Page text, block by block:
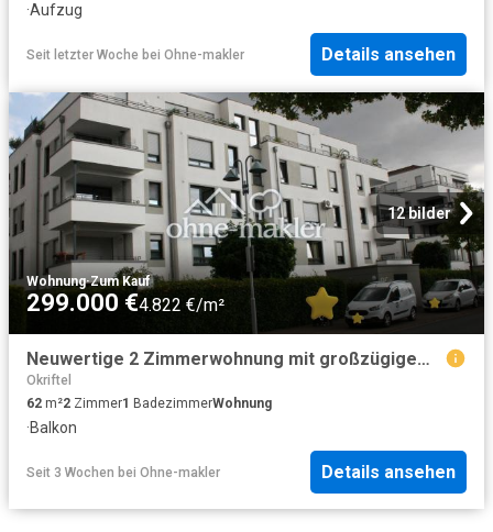
·Aufzug
Seit letzter Woche bei Ohne-makler Details ansehen
12 bilder
Wohnung·Zum Kauf
299.000 €4.822 €/m²
Neuwertige 2 Zimmerwohnung mit großzügigem Balkon
Okriftel
62 m²2 Zimmer1 BadezimmerWohnung
·Balkon
Seit 3 Wochen bei Ohne-makler Details ansehen